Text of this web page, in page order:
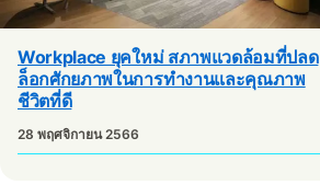
Workplace ยุคใหม่ สภาพแวดล้อมที่ปลด
ล็อกศักยภาพในการทำงานและคุณภาพ
ชีวิตที่ดี
28 พฤศจิกายน 2566